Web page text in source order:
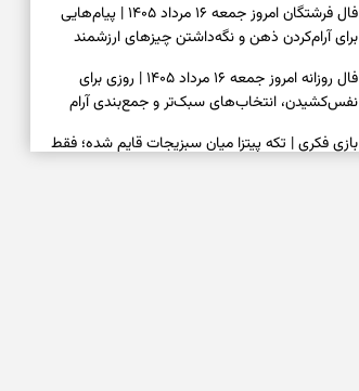
فال فرشتگان امروز جمعه ۱۶ مرداد ۱۴۰۵ | پیام‌هایی
برای آرام‌کردن ذهن و نگه‌داشتن چیزهای ارزشمند
فال روزانه امروز جمعه ۱۶ مرداد ۱۴۰۵ | روزی برای
نفس‌کشیدن، انتخاب‌های سبک‌تر و جمع‌بندی آرام
بازی فکری | تکه پیتزا میان سبزیجات قایم شده؛ فقط